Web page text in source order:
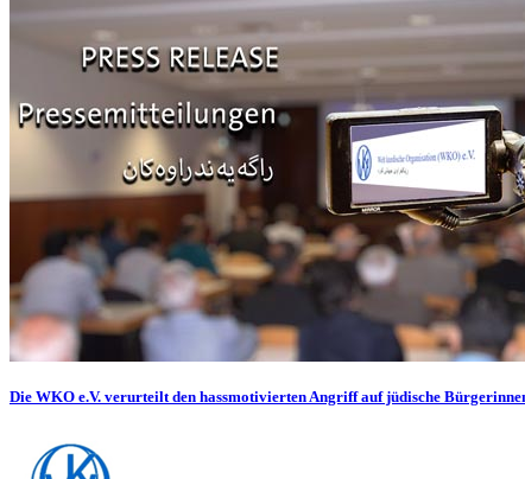
Die WKO e.V. verurteilt den hassmotivierten Angriff auf jüdische